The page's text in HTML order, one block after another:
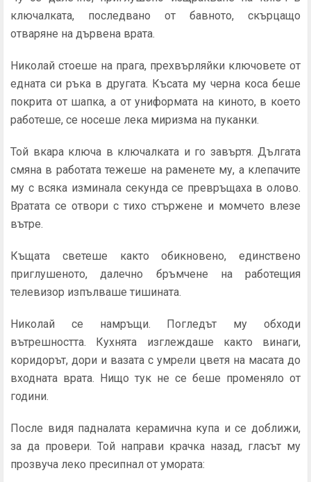
ключал­ката, последвано от бавното, скърцащо
отваряне на дървена врата.
Николай стоеше на прага, прехвърляйки ключовете от
ед­ната си ръка в другата. Късата му черна коса беше
покрита от шапка, а от униформата на киното, в което
работеше, се носе­ше лека миризма на пуканки.
Той вкара ключа в ключалката и го завъртя. Дългата
смяна в работата тежеше на раменете му, а клепачите
му с всяка из­минала секунда се превръщаха в олово.
Вратата се отвори с тихо стържене и момчето влезе
вътре.
Къщата светеше както обикновено, единствено
приглуше­ното, далечно бръмчене на работещия
телевизор изпълваше тишината.
Николай се намръщи. Погледът му обходи
вътрешността. Кухнята изглеждаше както винаги,
коридорът, дори и вазата с умрели цветя на масата до
входната врата. Нищо тук не се беше променяло от
години.
После видя падналата керамична купа и се доближи,
за да провери. Той направи крачка назад, гласът му
прозвуча леко пресипнал от умората: